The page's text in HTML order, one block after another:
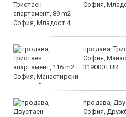
София,
продава,
София,
319000 EUR
продава,
София,